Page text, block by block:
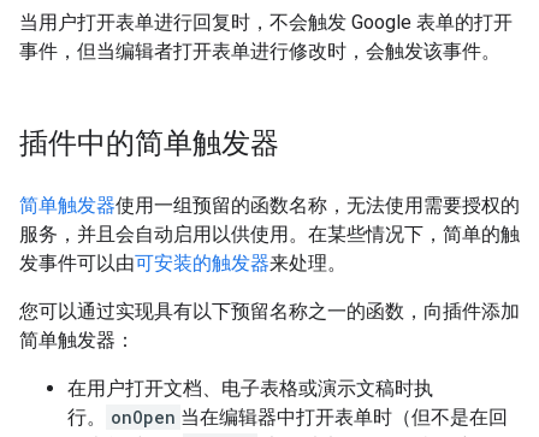
当用户打开表单进行回复时，不会触发 Google 表单的打开
事件，但当编辑者打开表单进行修改时，会触发该事件。
插件中的简单触发器
简单触发器使用一组预留的函数名称，无法使用需要授权的
服务，并且会自动启用以供使用。在某些情况下，简单的触
发事件可以由可安装的触发器来处理。
您可以通过实现具有以下预留名称之一的函数，向插件添加
简单触发器：
在用户打开文档、电子表格或演示文稿时执
行。
onOpen 当在编辑器中打开表单时（但不是在回